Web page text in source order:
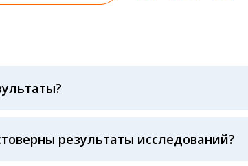
паспорта или чека об оплате
результаты исследований?
лабораторных тестов обеспечивается